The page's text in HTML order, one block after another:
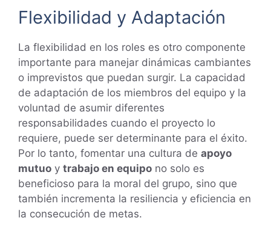
Flexibilidad y Adaptación
La flexibilidad en los roles es otro componente
importante para manejar dinámicas cambiantes
o imprevistos que puedan surgir. La capacidad
de adaptación de los miembros del equipo y la
voluntad de asumir diferentes
responsabilidades cuando el proyecto lo
requiere, puede ser determinante para el éxito.
Por lo tanto, fomentar una cultura de apoyo
mutuo y trabajo en equipo no solo es
beneficioso para la moral del grupo, sino que
también incrementa la resiliencia y eficiencia en
la consecución de metas.